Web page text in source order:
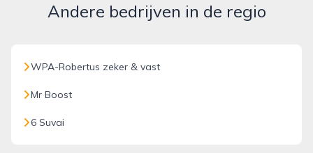
Andere bedrijven in de regio
WPA-Robertus zeker & vast
Mr Boost
6 Suvai